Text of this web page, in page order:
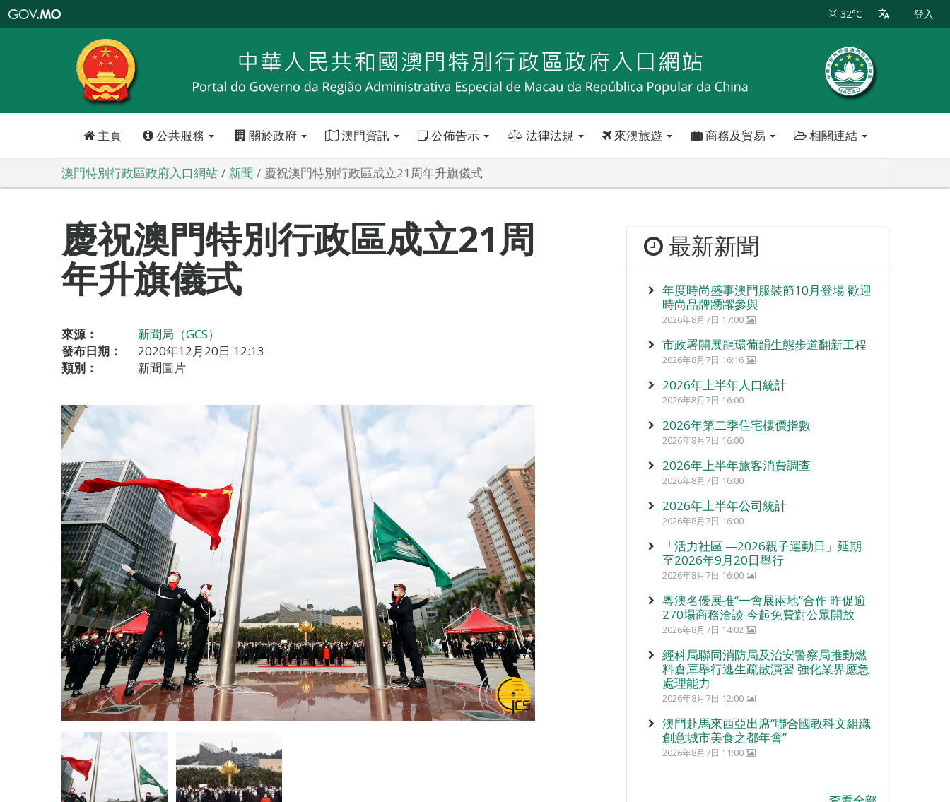
特
政
區
政
口
32°C 登入
主頁 公共服務 關於政府 澳門資訊 公佈告示 法律法規 來澳旅遊 商務及貿易 相關連結
澳門特別行政區政府入口網站 新聞 慶祝澳門特別行政區成立21周年升旗儀式
慶祝澳門特別行政區成立21周
年升旗儀式
來源：
新聞局（GCS）
發布日期：
2020年12月20日 12:13
類別：
新聞圖片
最新新聞
年度時尚盛事澳門服裝節10月登場 歡迎
時尚品牌踴躍參與
2026年8月7日 17:00
市政署開展龍環葡韻生態步道翻新工程
2026年8月7日 16:16
2026年上半年人口統計
2026年8月7日 16:00
2026年第二季住宅樓價指數
2026年8月7日 16:00
2026年上半年旅客消費調查
2026年8月7日 16:00
2026年上半年公司統計
2026年8月7日 16:00
「活力社區 —2026親子運動日」延期
至2026年9月20日舉行
2026年8月7日 16:00
粵澳名優展推“一會展兩地”合作 昨促逾
270場商務洽談 今起免費對公眾開放
2026年8月7日 14:02
經科局聯同消防局及治安警察局推動燃
料倉庫舉行逃生疏散演習 強化業界應急
處理能力
2026年8月7日 12:00
澳門赴馬來西亞出席“聯合國教科文組織
創意城市美食之都年會”
2026年8月7日 11:00